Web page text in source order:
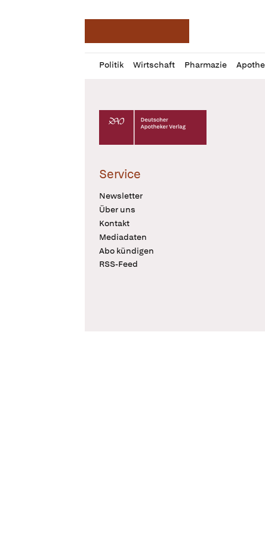
Politik Wirtschaft Pharmazie
Profil
öffnen
Daz
Pur
Deutscher Apotheker Verlag Logo
Service
Newsletter
Über uns
Kontakt
Mediadaten
Abo kündigen
RSS-Feed